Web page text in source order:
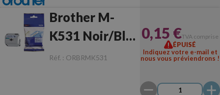
Brother M-
K531 Noir/Bleu
Originale
Réf. : ORBRMK531
0,15 €TVA comprise
ÉPUISÉ
Indiquez votre e-mail et
nous vous préviendrons !